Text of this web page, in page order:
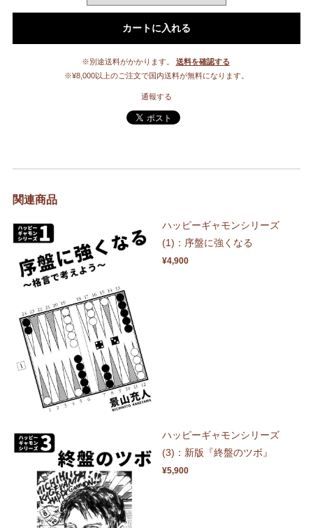
カートに入れる
※別途送料がかかります。
送料を確認する
※¥8,000以上のご注文で国内送料が無料になります。
通報する
関連商品
ハッピーギャモンシリーズ
(1)：序盤に強くなる
¥4,900
ハッピーギャモンシリーズ
(3)：新版『終盤のツボ』
¥5,900